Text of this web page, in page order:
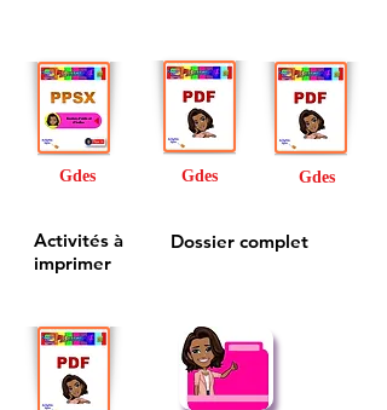
Gdes Gdes Gdes
Activités à
imprimer
Dossier complet